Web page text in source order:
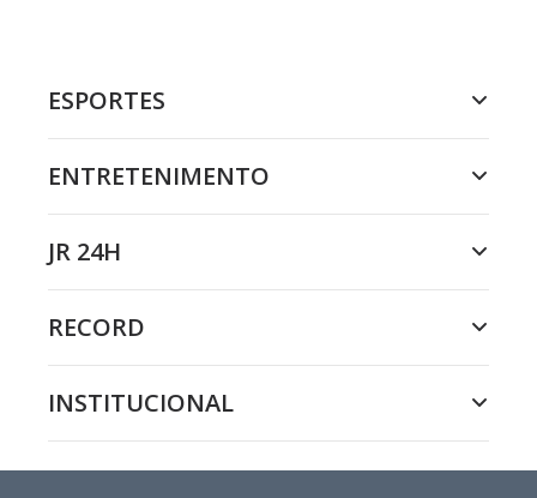
ESPORTES
ENTRETENIMENTO
JR 24H
RECORD
INSTITUCIONAL